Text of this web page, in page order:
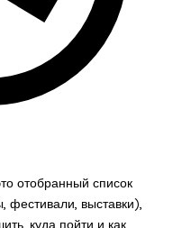
отобранный список
фестивали, выставки),
куда пойти и как